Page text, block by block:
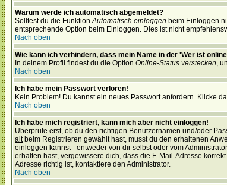
Warum werde ich automatisch abgemeldet?
Solltest du die FunktionAutomatisch einloggen beim Einloggen
entsprechende Option beim Einloggen. Dies ist nicht
Nach oben
Wie kann ich verhindern, dass mein Name in der 'Wer ist
In deinem Profil findest du die Option Online-Status verstecken,
Nach oben
Ich habe mein Passwort verloren!
Kein Problem! Du kannst ein neues Passwort anfordern. Klicke
Nach oben
Ich habe mich registriert, kann mich aber nicht einloggen!
Überprüfe erst, ob du den richtigen Benutzernamen und/oder
altbeim Registrieren gewählt hast, musst du den erhaltenen
einloggen kannst - entweder von dir selbst oder vom
erhalten hast, vergewissere dich, dass die E-Mail-Adresse
Adresse richtig ist, kontaktiere den Administrator.
Nach oben